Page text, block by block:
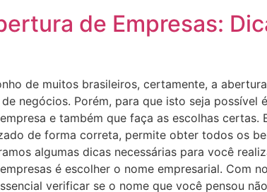
de Empresas:
de muitos brasileiros, certamente, a
negócios. Porém, para que isto seja possível
e também que faça as escolhas
de forma correta, permite obter todos os
algumas dicas necessárias para você
é escolher o nome empresarial. Com
verificar se o nome que você pensou